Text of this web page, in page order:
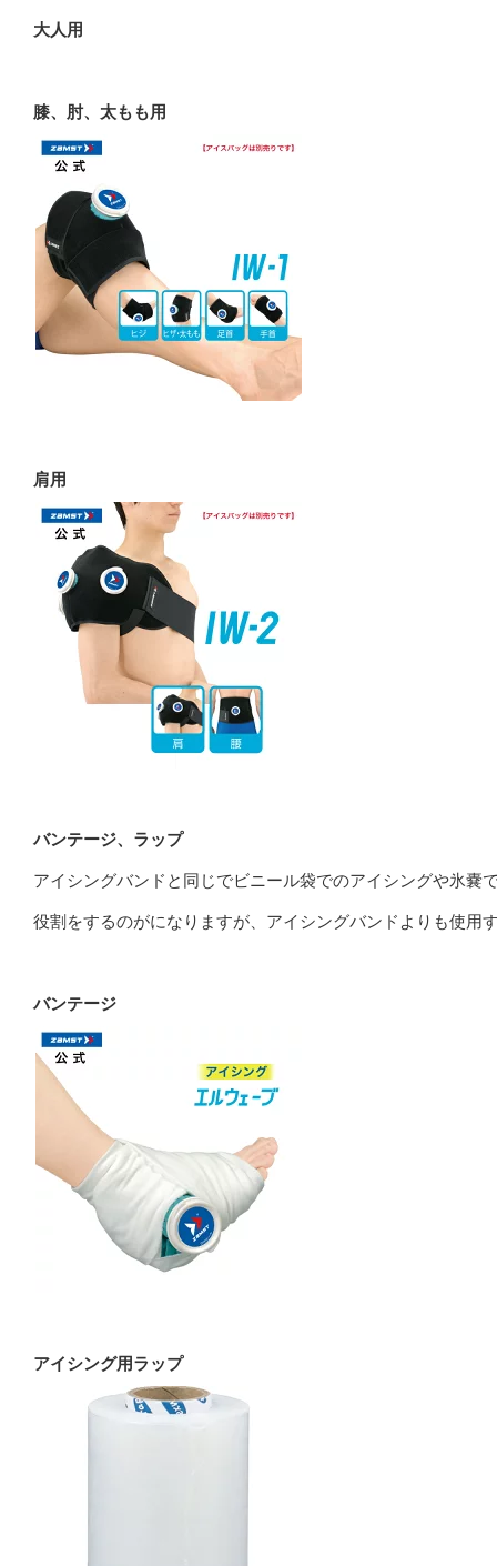
大人用
膝、肘、太もも用
肩用
バンテージ、ラップ
アイシングバンドと同じでビニール袋でのアイシングや氷
役割をするのがになりますが、アイシングバンドよりも使用
バンテージ
アイシング用ラップ